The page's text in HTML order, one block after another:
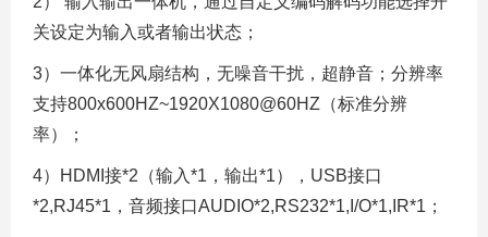
关设定为输入或者输出状态；
3）一体化无风扇结构，无噪音干扰，超静音；分辨率
支持800x600HZ~1920X1080@60HZ（标准分辨
率）；
4）HDMI接*2（输入*1，输出*1），USB接口
*2,RJ45*1，音频接口AUDIO*2,RS232*1,I/O*1,IR*1；